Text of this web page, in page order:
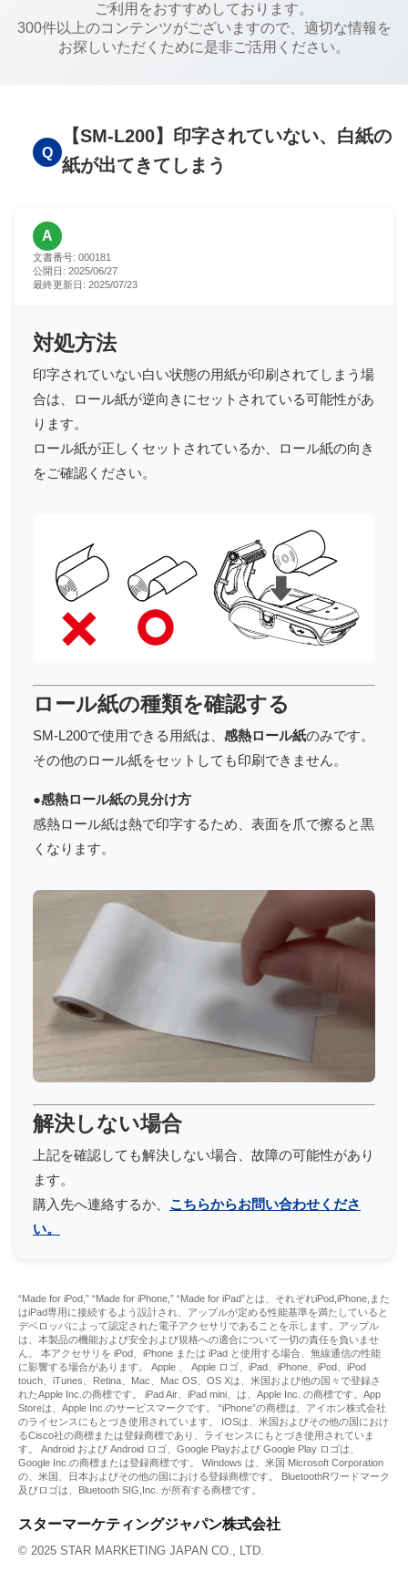
ご利用をおすすめしております。
300件以上のコンテンツがございますので、適切な情報を
お探しいただくために是非ご活用ください。
Q
【SM-L200】印字されていない、白紙の
紙が出てきてしまう
A
文書番号: 000181
公開日: 2025/06/27
最終更新日: 2025/07/23
対処方法
印字されていない白い状態の用紙が印刷されてしまう場
合は、ロール紙が逆向きにセットされている可能性があ
ります。
ロール紙が正しくセットされているか、ロール紙の向き
をご確認ください。
ロール紙の種類を確認する
SM-L200で使用できる用紙は、 感熱ロール紙のみです。
その他のロール紙をセットしても印刷できません。
●感熱ロール紙の見分け方
感熱ロール紙は熱で印字するため、表面を爪で擦ると黒
くなります。
解決しない場合
上記を確認しても解決しない場合、故障の可能性があり
ます。
購入先へ連絡するか、 こちらからお問い合わせくださ
い。
“Made for iPod,” “Made for iPhone,” “Made for iPad”とは、それぞれiPod,iPhone,また
はiPad専用に接続するよう設計され、アップルが定める性能基準を満たしていると
デベロッパによって認定された電子アクセサリであることを示します。アップル
は、本製品の機能および安全および規格への適合について一切の責任を負いませ
ん。 本アクセサリを iPod、iPhone または iPad と使用する場合、無線通信の性能
に影響する場合があります。 Apple 、 Apple ロゴ、iPad、iPhone、iPod、iPod
touch、iTunes、Retina、Mac、Mac OS、OS Xは、米国および他の国々で登録さ
れたApple Inc.の商標です。 iPad Air、iPad mini、は、Apple Inc. の商標です。App
Storeは、Apple Inc.のサービスマークです。 “iPhone”の商標は、アイホン株式会社
のライセンスにもとづき使用されています。 IOSは、米国およびその他の国におけ
るCisco社の商標または登録商標であり、ライセンスにもとづき使用されていま
す。 Android および Android ロゴ、Google Playおよび Google Play ロゴは、
Google Inc.の商標または登録商標です。 Windows は、米国 Microsoft Corporation
の、米国、日本およびその他の国における登録商標です。 BluetoothRワードマーク
及びロゴは、Bluetooth SIG,Inc. が所有する商標です。
スターマーケティングジャパン株式会社
© 2025 STAR MARKETING JAPAN CO., LTD.